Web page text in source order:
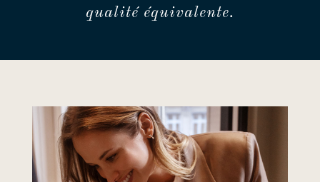
qualité équivalente.